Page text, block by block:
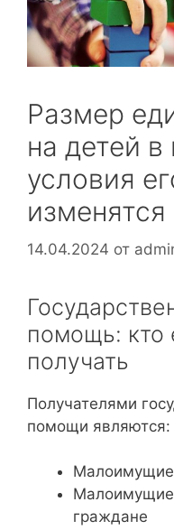
Размер
на детей
условия
14.04.2024 от
помощь: кто
получать
Получателями
помощи являются:
граждане